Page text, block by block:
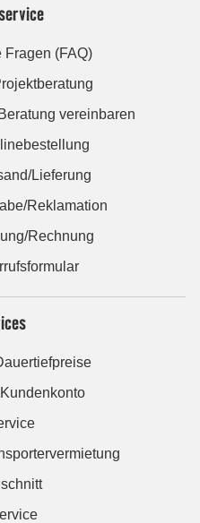
Fragen (FAQ)
vereinbaren
Lieferung
Reklamation
Rechnung